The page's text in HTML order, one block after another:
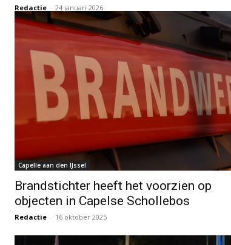
Redactie - 24 januari 2026
Capelle aan den IJssel
Brandstichter heeft het voorzien op
objecten in Capelse Schollebos
Redactie - 16 oktober 2025